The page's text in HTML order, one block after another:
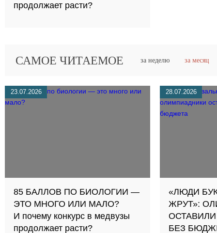
продолжает расти?
САМОЕ ЧИТАЕМОЕ за неделю за месяц
23.07.2026
85 БАЛЛОВ ПО БИОЛОГИИ —
ЭТО МНОГО ИЛИ МАЛО?
И почему конкурс в медвузы
продолжает расти?
28.07.2026
«ЛЮДИ
ЖРУТ»:
БЕЗ